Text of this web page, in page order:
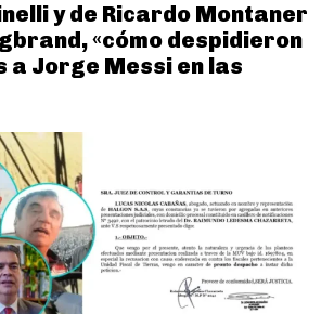
y de Ricardo Montaner
«cómo despidieron
a Jorge Messi en las